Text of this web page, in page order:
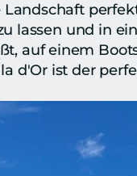
lassen und in
auf einem
d'Or ist der